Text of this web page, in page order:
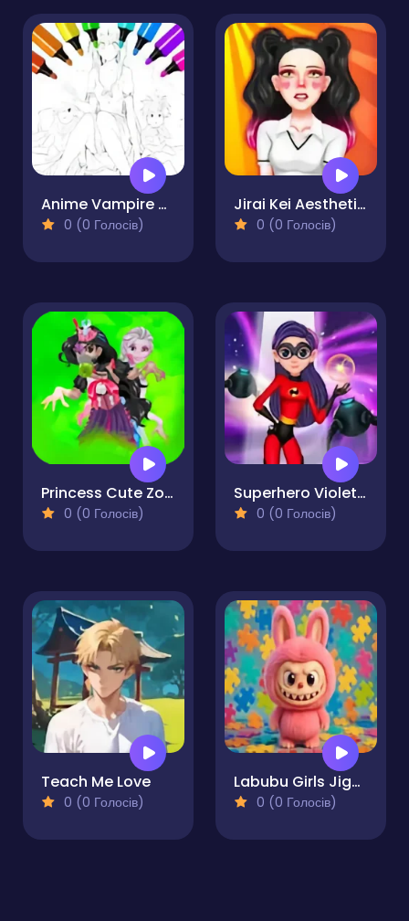
Anime Vampire Girl Coloring Pages
0 (0 Голосів)
Jirai Kei Aesthetics
0 (0 Голосів)
Princess Cute Zombies April Fun
0 (0 Голосів)
Superhero Violet Fashion Shoot
0 (0 Голосів)
Teach Me Love
0 (0 Голосів)
Labubu Girls Jigsaw Puzzle for Kids
0 (0 Голосів)